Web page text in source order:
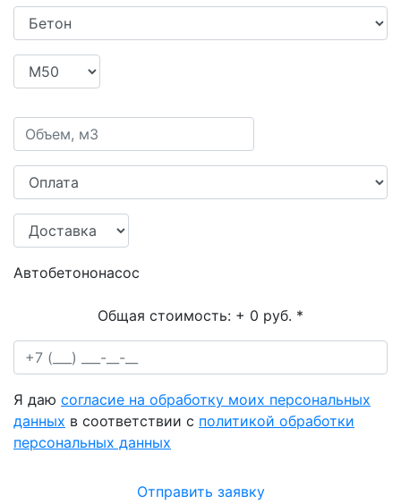
Автобетононасос
Общая стоимость: + 0 руб. *
Я даю согласие на обработку моих персональных
данных в соответствии с политикой обработки
персональных данных
Отправить заявку